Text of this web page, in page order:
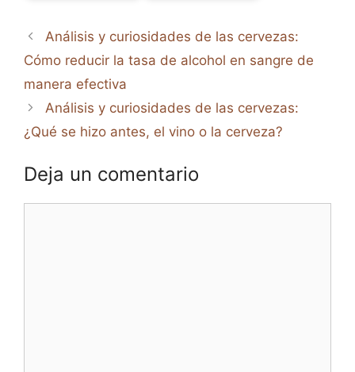
Análisis y curiosidades de las cervezas:
Cómo reducir la tasa de alcohol en sangre de
manera efectiva
Análisis y curiosidades de las cervezas:
¿Qué se hizo antes, el vino o la cerveza?
Deja un comentario